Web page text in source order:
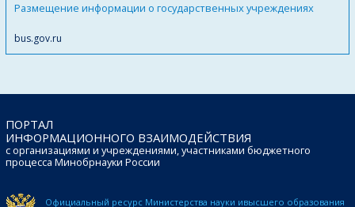
Размещение информации о государственных учреждениях
bus.gov.ru
ПОРТАЛ
ИНФОРМАЦИОННОГО ВЗАИМОДЕЙСТВИЯ
с организациями и учреждениями, участниками бюджетного
процесса Минобрнауки России
Официальный ресурс Министерства науки ивысшего образования